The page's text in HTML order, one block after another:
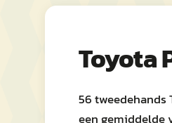
Toyota
56 tweedehands
een gemiddelde